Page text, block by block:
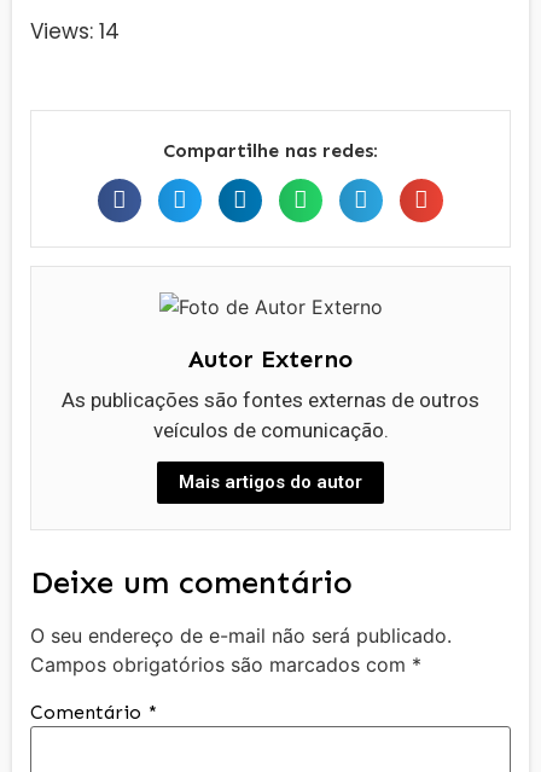
Views: 14
Compartilhe nas redes:
Autor Externo
As publicações são fontes externas de outros
veículos de comunicação.
Mais artigos do autor
Deixe um comentário
O seu endereço de e-mail não será publicado.
Campos obrigatórios são marcados com *
Comentário *